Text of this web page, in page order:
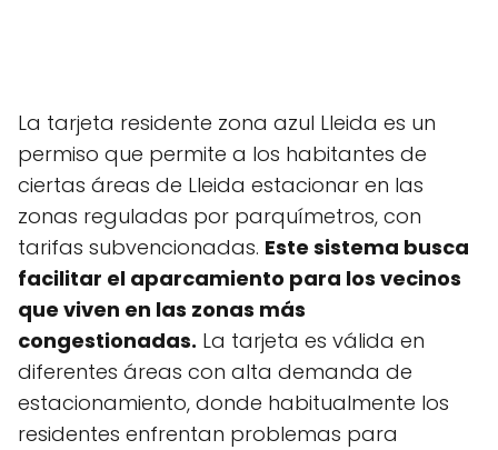
La tarjeta residente zona azul Lleida es un
permiso que permite a los habitantes de
ciertas áreas de Lleida estacionar en las
zonas reguladas por parquímetros, con
tarifas subvencionadas. Este sistema busca
facilitar el aparcamiento para los vecinos
que viven en las zonas más
congestionadas. La tarjeta es válida en
diferentes áreas con alta demanda de
estacionamiento, donde habitualmente los
residentes enfrentan problemas para